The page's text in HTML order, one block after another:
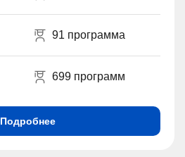
91 программа
699 программ
Подробнее